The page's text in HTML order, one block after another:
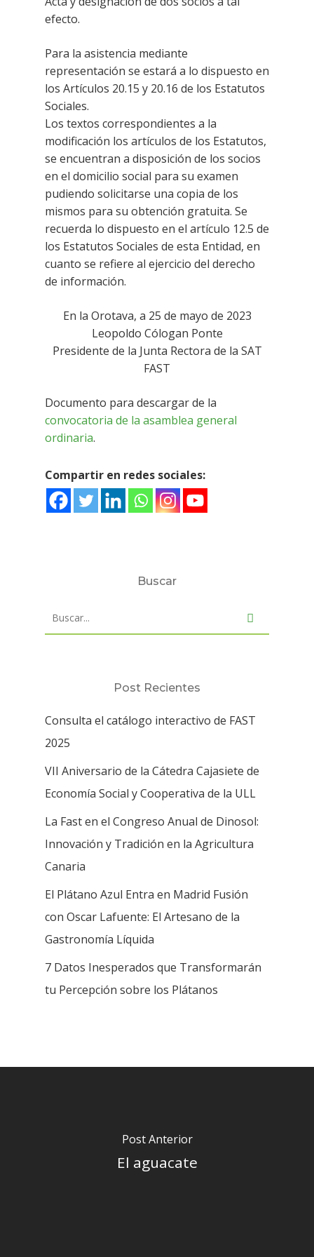
efecto.
Para la asistencia mediante
representación se estará a lo dispuesto en
los Artículos 20.15 y 20.16 de los Estatutos
Sociales.
Los textos correspondientes a la
modificación los artículos de los Estatutos,
se encuentran a disposición de los socios
en el domicilio social para su examen
pudiendo solicitarse una copia de los
mismos para su obtención gratuita. Se
recuerda lo dispuesto en el artículo 12.5 de
los Estatutos Sociales de esta Entidad, en
cuanto se refiere al ejercicio del derecho
de información.
En la Orotava, a 25 de mayo de 2023
Leopoldo Cólogan Ponte
Presidente de la Junta Rectora de la SAT
FAST
Documento para descargar de la
convocatoria de la asamblea general
ordinaria.
Compartir en redes sociales:
Buscar
Post Recientes
Consulta el catálogo interactivo de FAST
2025
VII Aniversario de la Cátedra Cajasiete de
Economía Social y Cooperativa de la ULL
La Fast en el Congreso Anual de Dinosol:
Innovación y Tradición en la Agricultura
Canaria
El Plátano Azul Entra en Madrid Fusión
con Oscar Lafuente: El Artesano de la
Gastronomía Líquida
7 Datos Inesperados que Transformarán
tu Percepción sobre los Plátanos
Post Anterior
El aguacate